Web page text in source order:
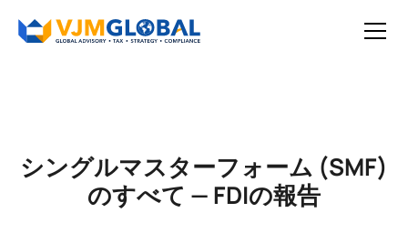
シングルマスターフォーム (SMF)
のすべて — FDIの報告